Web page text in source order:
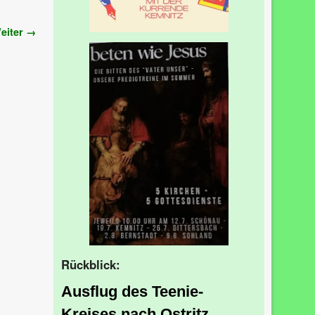
→
Rückblick:
Ausflug des Teenie-